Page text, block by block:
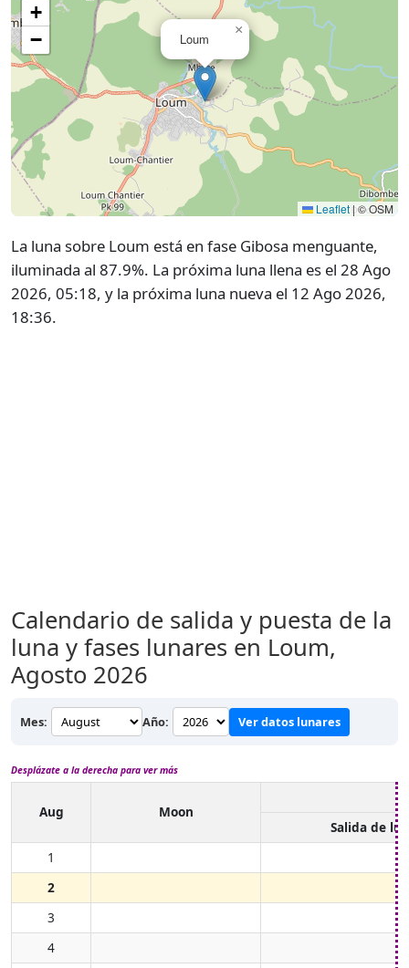
Loum
×
+
−
Leaflet|© OSM
La luna sobre Loum está en fase Gibosa menguante,
iluminada al 87.9%. La próxima luna llena es el 28 Ago
2026, 05:18, y la próxima luna nueva el 12 Ago 2026,
18:36.
Calendario de salida y puesta de la
luna y fases lunares en Loum,
Agosto 2026
Mes: Año: Ver datos lunares
Desplázate a la derecha para ver más
Aug
Moon
Salida de
1
2
3
4